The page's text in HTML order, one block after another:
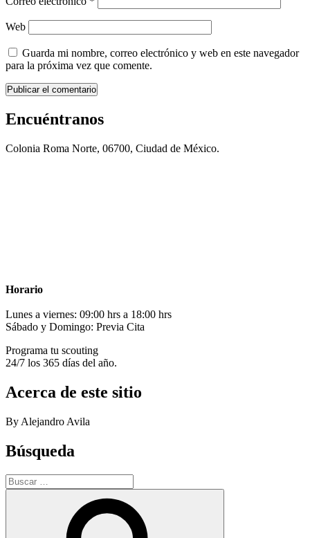
Web
Guarda mi nombre, correo electrónico y web en este navegador
para la próxima vez que comente.
Encuéntranos
Colonia Roma Norte, 06700, Ciudad de México.
Horario
Lunes a viernes: 09:00 hrs a 18:00 hrs
Sábado y Domingo: Previa Cita
Programa tu scouting
24/7 los 365 días del año.
Acerca de este sitio
By Alejandro Avila
Búsqueda
Buscar
por: